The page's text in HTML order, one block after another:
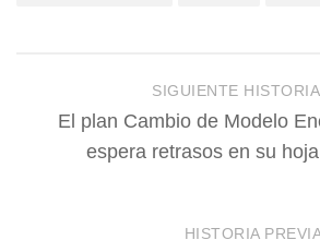
SIGUIENTE HISTORIA
El plan Cambio de Modelo
espera retrasos en su
HISTORIA